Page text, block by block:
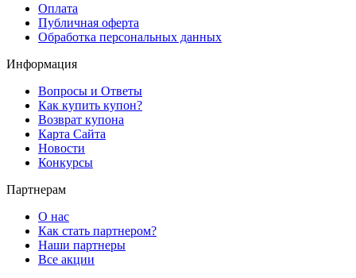
Оплата
Публичная оферта
Обработка персональных данных
Информация
Вопросы и Ответы
Как купить купон?
Возврат купона
Карта Сайта
Новости
Конкурсы
Партнерам
О нас
Как стать партнером?
Наши партнеры
Все акции